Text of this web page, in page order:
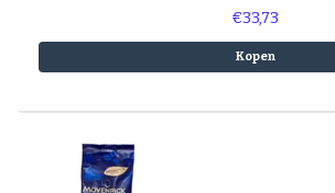
€33,73
Kopen